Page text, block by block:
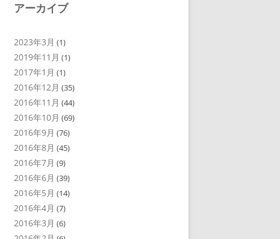
アーカイブ
2023年3月 (1)
2019年11月 (1)
2017年1月 (1)
2016年12月 (35)
2016年11月 (44)
2016年10月 (69)
2016年9月 (76)
2016年8月 (45)
2016年7月 (9)
2016年6月 (39)
2016年5月 (14)
2016年4月 (7)
2016年3月 (6)